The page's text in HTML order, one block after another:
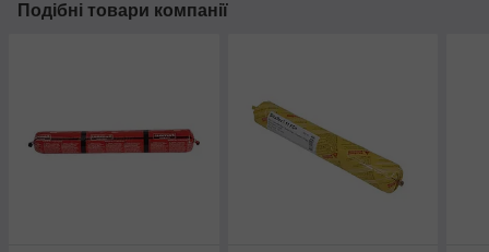
Подібні товари компанії